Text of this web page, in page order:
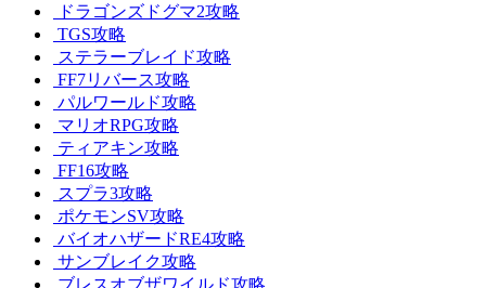
ドラゴンズドグマ2攻略
TGS攻略
ステラーブレイド攻略
FF7リバース攻略
パルワールド攻略
マリオRPG攻略
ティアキン攻略
FF16攻略
スプラ3攻略
ポケモンSV攻略
バイオハザードRE4攻略
サンブレイク攻略
ブレスオブザワイルド攻略